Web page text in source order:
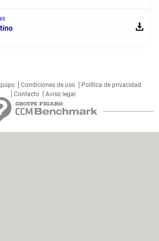
Condiciones de uso
Política de privacidad
Contacto
Aviso legal